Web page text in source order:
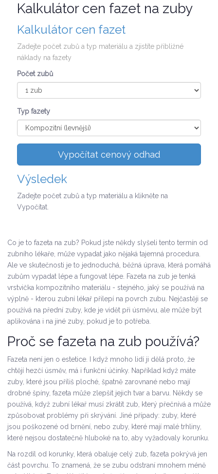
Kalkulátor cen fazet na zuby
Kalkulátor cen fazet
Zadejte počet zubů a typ materiálu a zjistíte přibližné
náklady na fazety
Počet zubů
Typ fazety
Vypočítat cenový odhad
Výsledek
Zadejte počet zubů a typ materiálu a klikněte na
Vypočítat.
Co je to fazeta na zub? Pokud jste někdy slyšeli tento termín od
zubního lékaře, může vypadat jako nějaká tajemná procedura.
Ale ve skutečnosti je to jednoduchá, běžná úprava, která pomáhá
zubům vypadat lépe a fungovat lépe. Fazeta na zub je tenká
vrstvička kompozitního materiálu - stejného, jaký se používá na
výplně - kterou zubní lékař přilepí na povrch zubu. Nejčastěji se
používá na přední zuby, kde je vidět při úsměvu, ale může být
aplikována i na jiné zuby, pokud je to potřeba.
Proč se fazeta na zub používá?
Fazeta není jen o estetice. I když mnoho lidí ji dělá proto, že
chtějí hezčí úsměv, má i funkční účinky. Například když máte
zuby, které jsou příliš ploché, špatně zarovnané nebo mají
drobné špíny, fazeta může zlepšit jejich tvar a barvu. Někdy se
používá, když zubní lékař musí zkrátit zub, který přečnívá a může
způsobovat problémy při skrývání. Jiné případy: zuby, které
jsou poškozené od brnění, nebo zuby, které mají malé trhliny,
které nejsou dostatečně hluboké na to, aby vyžadovaly korunku.
Na rozdíl od korunky, která obaluje celý zub, fazeta pokrývá jen
část povrchu. To znamená, že se zubu odstraní mnohem méně